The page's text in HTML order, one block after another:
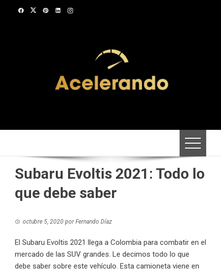
Subaru Evoltis 2021: Todo lo
que debe saber
octubre 5, 2020 porFernando Díaz
El Subaru Evoltis 2021 llega a Colombia para combatir en el
mercado de las SUV grandes. Le decimos todo lo que
debe saber sobre este vehículo. Esta camioneta viene en